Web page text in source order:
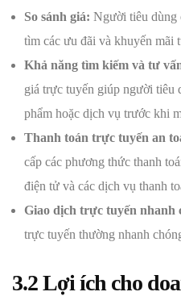
So sánh giá: Người tiêu dùng
tìm các ưu đãi và khuyến mãi
Khả năng tìm kiếm và tư
giá trực tuyến giúp người tiêu
phẩm hoặc dịch vụ trước khi
Thanh toán trực tuyến an
cấp các phương thức thanh
điện tử và các dịch vụ thanh
Giao dịch trực tuyến nhanh
trực tuyến thường nhanh
3.2 Lợi ích cho